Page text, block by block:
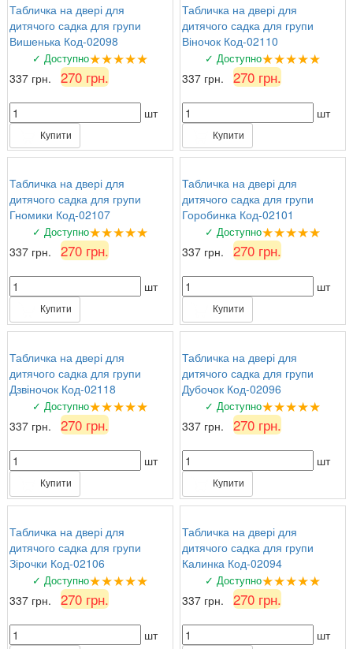
Табличка на двері для
дитячого садка для групи
Вишенька Код-02098
✓ Доступно★★★★★
337 грн. 270 грн.
шт
Купити
Табличка на двері для
дитячого садка для групи
Віночок Код-02110
✓ Доступно★★★★★
337 грн. 270 грн.
шт
Купити
Табличка на двері для
дитячого садка для групи
Гномики Код-02107
✓ Доступно★★★★★
337 грн. 270 грн.
шт
Купити
Табличка на двері для
дитячого садка для групи
Горобинка Код-02101
✓ Доступно★★★★★
337 грн. 270 грн.
шт
Купити
Табличка на двері для
дитячого садка для групи
Дзвіночок Код-02118
✓ Доступно★★★★★
337 грн. 270 грн.
шт
Купити
Табличка на двері для
дитячого садка для групи
Дубочок Код-02096
✓ Доступно★★★★★
337 грн. 270 грн.
шт
Купити
Табличка на двері для
дитячого садка для групи
Зірочки Код-02106
✓ Доступно★★★★★
337 грн. 270 грн.
шт
Табличка на двері для
дитячого садка для групи
Калинка Код-02094
✓ Доступно★★★★★
337 грн. 270 грн.
шт